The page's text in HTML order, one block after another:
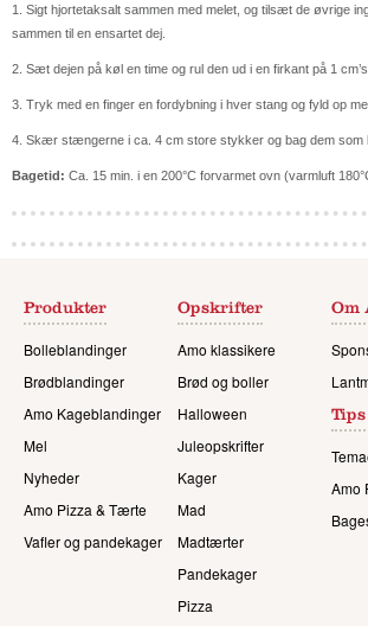
1. Sigt hjortetaksalt sammen med melet, og tilsæt de øvrige
sammen til en ensartet dej.
2. Sæt dejen på køl en time og rul den ud i en firkant på 1
3. Tryk med en finger en fordybning i hver stang og fyld op
4. Skær stængerne i ca. 4 cm store stykker og bag dem som
Bagetid: Ca. 15 min. i en 200°C forvarmet ovn (varmluft
Produkter
Bolleblandinger
Brødblandinger
Amo Kageblandinger
Mel
Nyheder
Amo Pizza & Tærte
Vafler og pandekager
Opskrifter
Amo klassikere
Brød og boller
Halloween
Juleopskrifter
Kager
Mad
Madtærter
Pandekager
Pizza
Om
Amo